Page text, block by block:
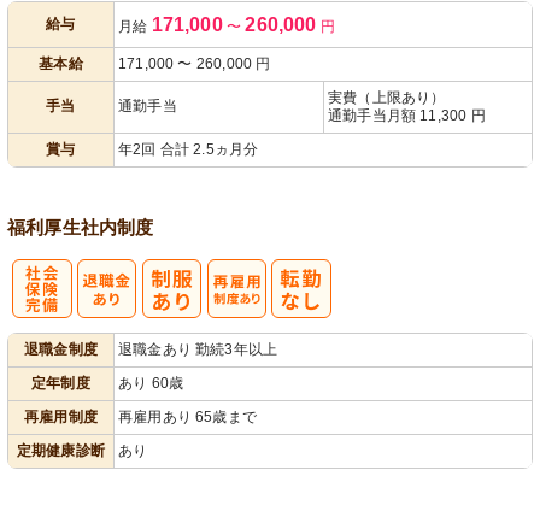
給与 月給 171,000 〜 260,000 円
基本給 171,000 〜 260,000 円
手当 通勤手当
実費（上限あり）
通勤手当月額 11,300 円
賞与
年2回 合計 2.5ヵ月分
福利厚生社内制度
退職金制度
退職金あり 勤続3年以上
定年制度
あり 60歳
再雇用制度
再雇用あり 65歳まで
定期健康診断
あり